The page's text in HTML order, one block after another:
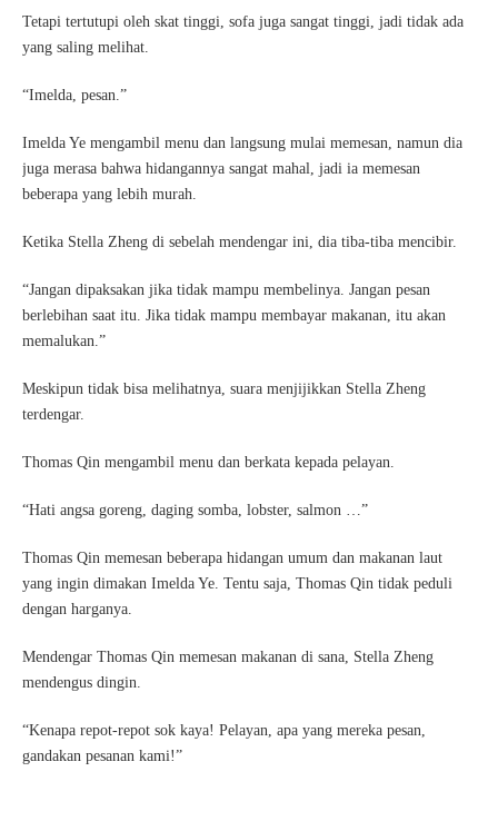
Tetapi tertutupi oleh skat tinggi, sofa juga sangat tinggi, jadi tidak ada
yang saling melihat.
“Imelda, pesan.”
Imelda Ye mengambil menu dan langsung mulai memesan, namun dia
juga merasa bahwa hidangannya sangat mahal, jadi ia memesan
beberapa yang lebih murah.
Ketika Stella Zheng di sebelah mendengar ini, dia tiba-tiba mencibir.
“Jangan dipaksakan jika tidak mampu membelinya. Jangan pesan
berlebihan saat itu. Jika tidak mampu membayar makanan, itu akan
memalukan.”
Meskipun tidak bisa melihatnya, suara menjijikkan Stella Zheng
terdengar.
Thomas Qin mengambil menu dan berkata kepada pelayan.
“Hati angsa goreng, daging somba, lobster, salmon …”
Thomas Qin memesan beberapa hidangan umum dan makanan laut
yang ingin dimakan Imelda Ye. Tentu saja, Thomas Qin tidak peduli
dengan harganya.
Mendengar Thomas Qin memesan makanan di sana, Stella Zheng
mendengus dingin.
“Kenapa repot-repot sok kaya! Pelayan, apa yang mereka pesan,
gandakan pesanan kami!”